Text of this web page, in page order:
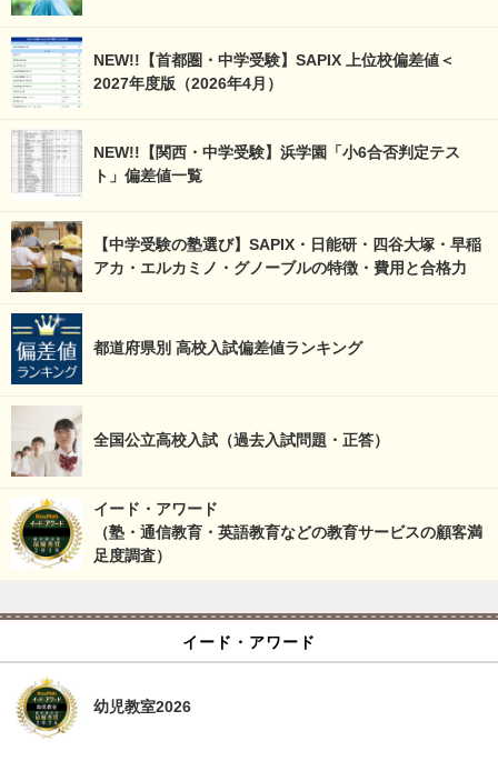
NEW!!【首都圏・中学受験】SAPIX 上位校偏差値＜
2027年度版（2026年4月）
NEW!!【関西・中学受験】浜学園「小6合否判定テス
ト」偏差値一覧
【中学受験の塾選び】SAPIX・日能研・四谷大塚・早稲
アカ・エルカミノ・グノーブルの特徴・費用と合格力
都道府県別 高校入試偏差値ランキング
全国公立高校入試（過去入試問題・正答）
イード・アワード
（塾・通信教育・英語教育などの教育サービスの顧客満
足度調査）
イード・アワード
幼児教室2026